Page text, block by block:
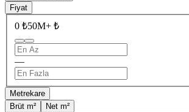
Fiyat
0 ₺50M+ ₺
—
Metrekare
Brüt m²
Net m²